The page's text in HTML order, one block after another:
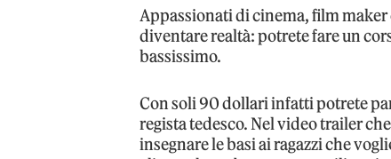
Appassionati di cinema, film
diventare realtà: potrete fare un
bassissimo.
Con soli 90 dollari infatti potrete
regista tedesco. Nel video trailer
insegnare le basi ai ragazzi che